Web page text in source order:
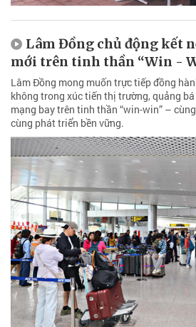
Lâm Đồng chủ động kết
mới trên tinh thần “Win -
Lâm Đồng mong muốn trực tiếp đồng
không trong xúc tiến thị trường, quảng
mạng bay trên tinh thần “win-win” –
cùng phát triển bền vững.